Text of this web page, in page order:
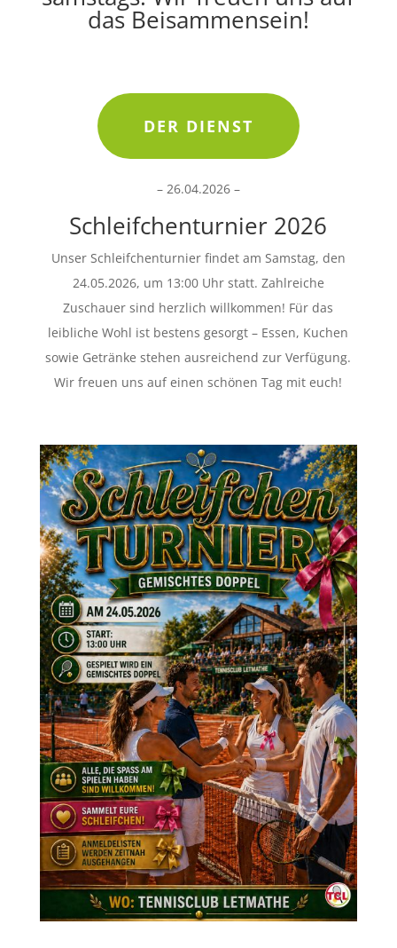
das Beisammensein!
DER DIENST
– 26.04.2026 –
Schleifchenturnier 2026
Unser Schleifchenturnier findet am Samstag, den
24.05.2026, um 13:00 Uhr statt. Zahlreiche
Zuschauer sind herzlich willkommen! Für das
leibliche Wohl ist bestens gesorgt – Essen, Kuchen
sowie Getränke stehen ausreichend zur Verfügung.
Wir freuen uns auf einen schönen Tag mit euch!